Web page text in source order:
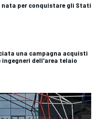
per conquistare gli Stati
una campagna acquisti
ingegneri dell'area telaio